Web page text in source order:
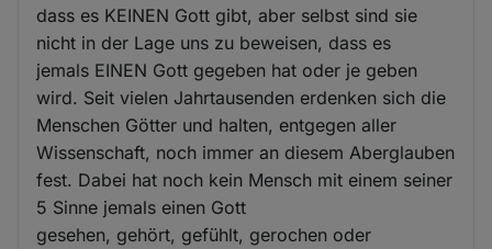
dass es KEINEN Gott gibt, aber selbst sind sie
nicht in der Lage uns zu beweisen, dass es
jemals EINEN Gott gegeben hat oder je geben
wird. Seit vielen Jahrtausenden erdenken sich die
Menschen Götter und halten, entgegen aller
Wissenschaft, noch immer an diesem Aberglauben
fest. Dabei hat noch kein Mensch mit einem seiner
5 Sinne jemals einen Gott
gesehen, gehört, gefühlt, gerochen oder